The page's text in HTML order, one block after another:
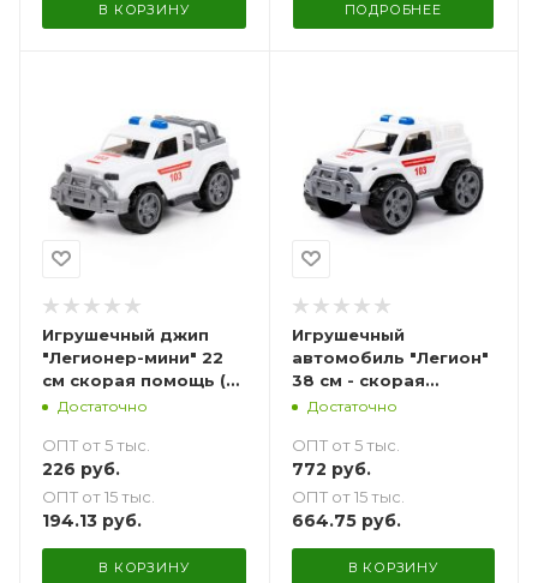
В КОРЗИНУ ПОДРОБНЕЕ
Игрушечный джип
"Легионер-мини" 22
см скорая помощь (в
сеточке)
Достаточно
ОПТ от 5 тыс.
226 руб.
ОПТ от 15 тыс.
194.13 руб.
В КОРЗИНУ
Игрушечный
автомобиль "Легион"
38 см - скорая
помощь
Достаточно
ОПТ от 5 тыс.
772 руб.
ОПТ от 15 тыс.
664.75руб.
В КОРЗИНУ